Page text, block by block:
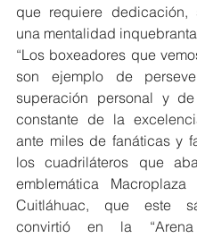
que requiere dedicación,
una mentalidad
“Los boxeadores que
son ejemplo de
superación personal y
constante de la
ante miles de fanáticas y
los cuadriláteros que
emblemática
Cuitláhuac, que este
convirtió en la